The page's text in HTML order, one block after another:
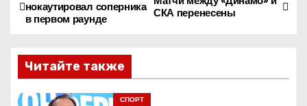
а
в
и
СКА перенесены
нокаутировал соперника
в первом раунде
Читайте также
СПОРТ